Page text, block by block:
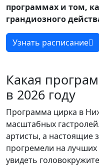
программах и том,
грандиозного
Узнать расписание
Какая
в 2026 году
Программа цирка в
масштабных
артисты, а настоящие
прогремели на лучших
увидеть